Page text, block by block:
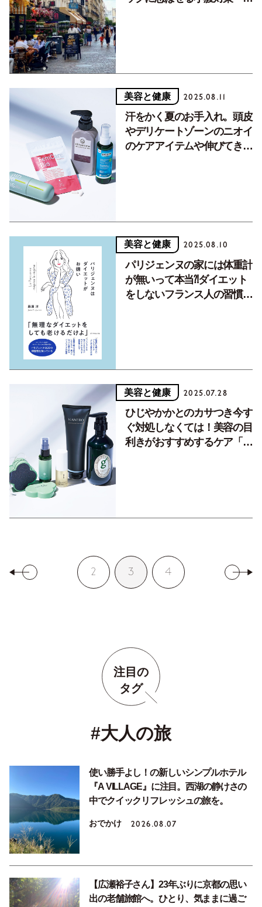
美容と健康 2025.08.11
汗をかく夏のお手入れ。頭皮
やデリケートゾーンのニオイ
のケアアイテムや伸びてきた
美容と健康 2025.08.10
パリジェンヌの家には体重計
が無いって本当⁈ダイエット
をしないフランス人の習慣を
美容と健康 2025.07.28
ひじやかかとのカサつき今す
ぐ対処しなくては！美容の目
利きがおすすめするケア「正
2 3 4
注目の
タグ
#大人の旅
使い勝手よし！の新しいシンプルホテル
『A VILLAGE』に注目。西湖の静けさの
中でクイックリフレッシュの旅を。
おでかけ 2026.08.07
【広瀬裕子さん】23年ぶりに京都の思い
出の老舗旅館へ。ひとり、気ままに過ご